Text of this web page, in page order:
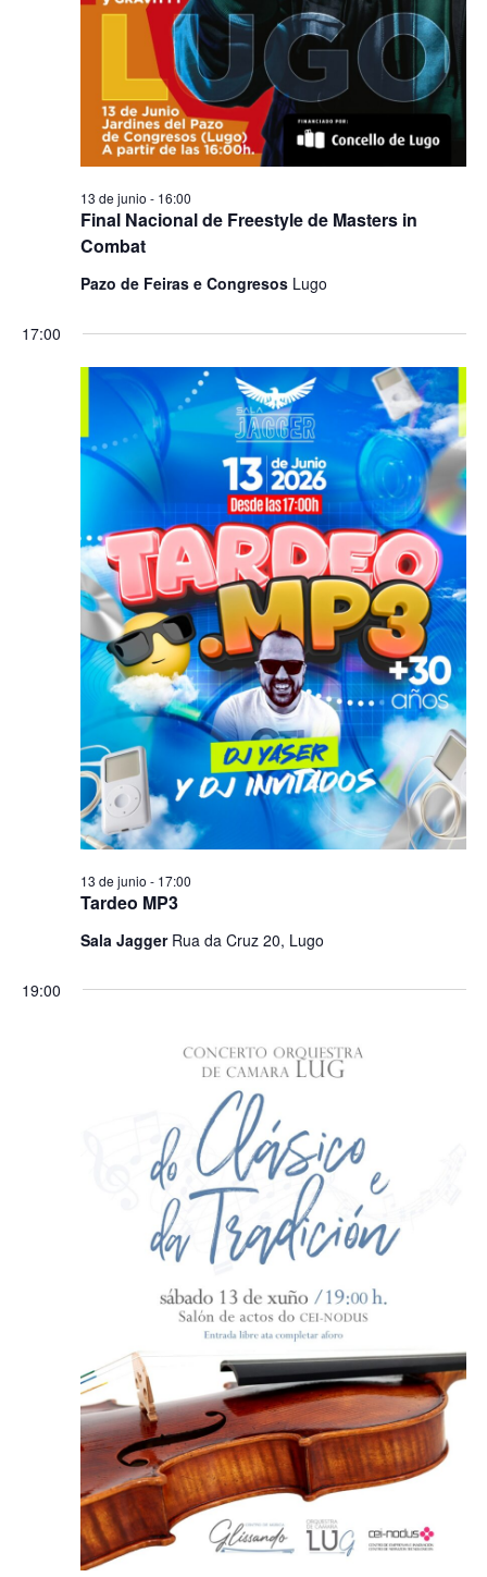
Final Nacional de Freestyle de Masters in
Combat
13 de junio - 16:00
Pazo de Feiras e Congresos Lugo
17:00
Tardeo MP3
13 de junio - 17:00
Sala Jagger Rua da Cruz 20, Lugo
19:00